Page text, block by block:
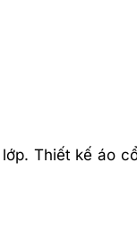
Thiết kế áo